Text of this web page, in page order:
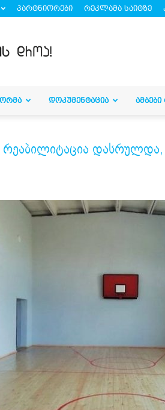
პარტნიორები რეკლამა საიტზე
ᲓᲝᲙᲣᲛᲔᲜᲢᲐᲪᲘᲐ